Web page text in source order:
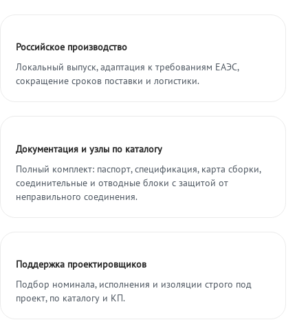
Российское производство
Локальный выпуск, адаптация к требованиям ЕАЭС,
сокращение сроков поставки и логистики.
Документация и узлы по каталогу
Полный комплект: паспорт, спецификация, карта сборки,
соединительные и отводные блоки с защитой от
неправильного соединения.
Поддержка проектировщиков
Подбор номинала, исполнения и изоляции строго под
проект, по каталогу и КП.